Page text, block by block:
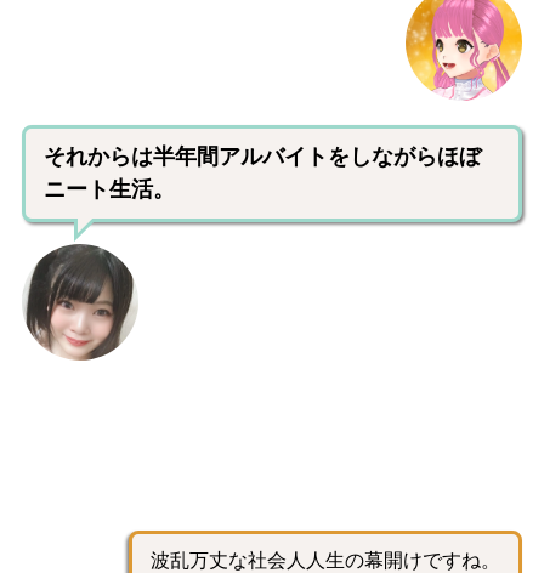
それからは半年間アルバイトをしながらほぼ
ニート生活。
波乱万丈な社会人人生の幕開けですね。